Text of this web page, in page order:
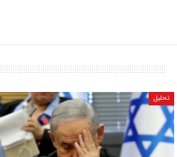
تحلیل